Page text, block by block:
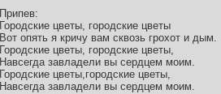
Припев:
Городские цветы, городские цветы
Вот опять я кричу вам сквозь грохот и дым.
Городские цветы, городские цветы,
Навсегда завладели вы сердцем моим.
Городские цветы,городские цветы,
Навсегда завладели вы сердцем моим.